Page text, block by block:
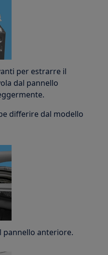
per estrarre il
dal pannello
differire dal modello
pannello anteriore.